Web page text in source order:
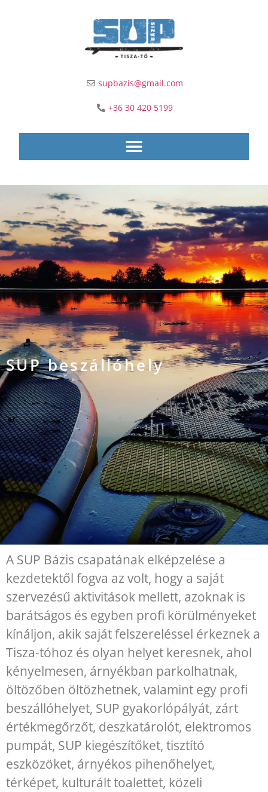
supbazis@gmail.com
+36 30 420 5199
SUP beszállóhely
A SUP Bázis csapatának elképzelése a
kezdetektől fogva az volt, hogy a saját
szervezésű aktivitások mellett, azoknak is
barátságos és egyben profi körülményeket
kínáljon, akik saját felszereléssel érkeznek a
Tisza-tóhoz és olyan helyet keresnek, ahol
kényelmesen, árnyékban parkolhatnak,
öltözőben öltözhetnek, valamint egy profi
beszállóhelyet, SUP gyakorlópályát, zárt
értékmegőrzőt, deszkatárolót, elektromos
pumpát, SUP kiegészítőket, tisztító
eszközöket, árnyékos pihenőhelyet,
térképet, kulturált toalettet, közeli